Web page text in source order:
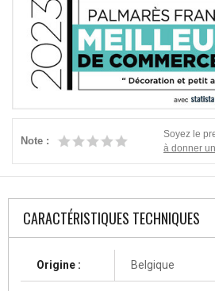
Note :
Soyez le
à donner
CARACTÉRISTIQUES TECHNIQUES
Origine : Belgique